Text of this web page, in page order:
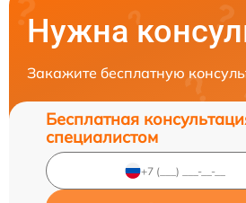
Нужна
Закажите бесплатную
Бесплатная
специалистом